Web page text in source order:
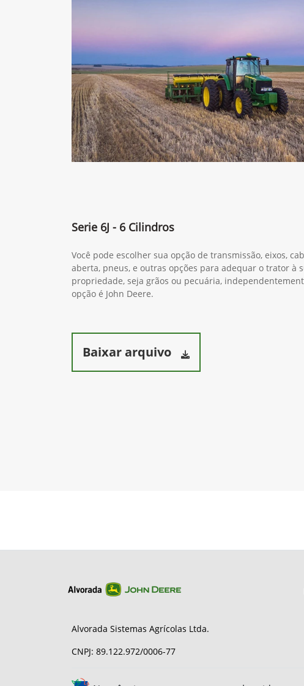
Serie 6J - 6 Cilindros
Você pode escolher sua opção de transmissão, eixos,
aberta, pneus, e outras opções para adequar o trator à
propriedade, seja grãos ou pecuária,
opção é John Deere.
Baixar arquivo
Alvorada Sistemas Agrícolas Ltda.
CNPJ: 89.122.972/0006-77